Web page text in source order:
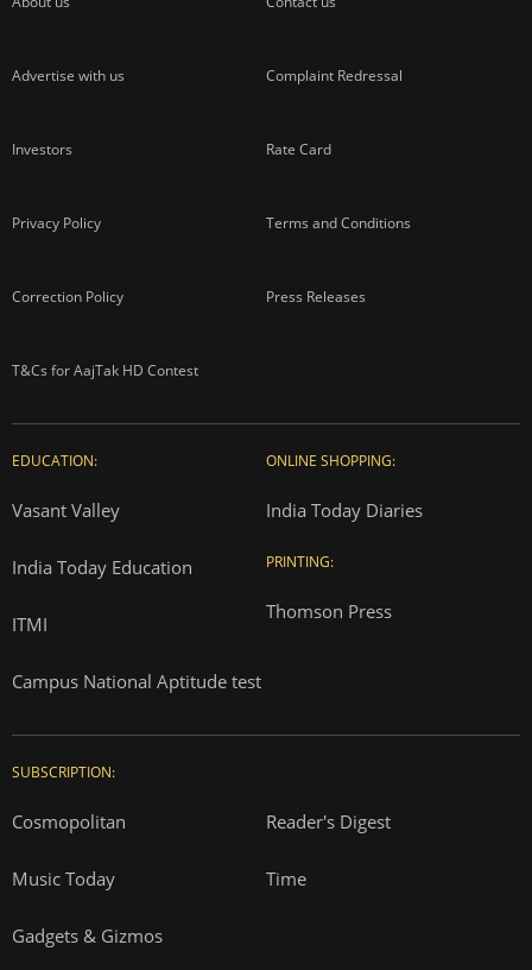
Advertise with us Complaint Redressal
Investors Rate Card
Privacy Policy Terms and Conditions
Correction Policy Press Releases
T&Cs for AajTak HD Contest
EDUCATION:
Vasant Valley
India Today Education
ITMI
Campus National Aptitude test
ONLINE SHOPPING:
India Today Diaries
PRINTING:
Thomson Press
SUBSCRIPTION:
Cosmopolitan Reader's Digest
Music Today Time
Gadgets & Gizmos